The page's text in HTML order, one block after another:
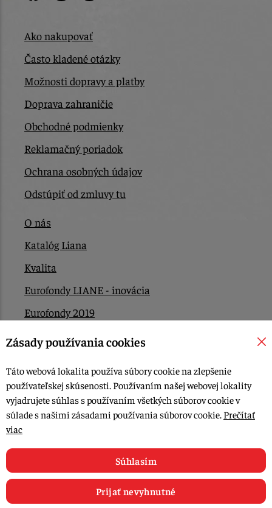
Ako nakupovať
Často kladené otázky
Možnosti dopravy a platby
Doprava zahraničie
Obchodné podmienky
Reklamačný poriadok
Ochrana osobných údajov
Odstúpiť od zmluvy tu
O nás
Katalóg Liana
Kvalita
Eurofondy LIANE - inovácia
Eurofondy 2019
Eurofondy 2022/2023
Kontakt
© 2015-2026, LIANA GOLIAŠ s.r.o. všetky práva vyhradené.
Upraviť nastavenia Cookies
Zásady používania cookies
Táto webová lokalita používa súbory cookie na zlepšenie
používateľskej skúsenosti. Používaním našej webovej lokality
vyjadrujete súhlas s používaním všetkých súborov cookie v
súlade s našimi zásadami používania súborov cookie. Prečítať
viac
Súhlasím
Prijať nevyhnutné